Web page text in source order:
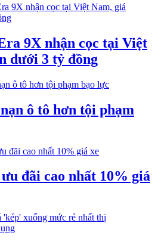
9X nhận cọc tại Việt
dưới 3 tỷ đồng
ô tô hơn tội phạm
đãi cao nhất 10% giá